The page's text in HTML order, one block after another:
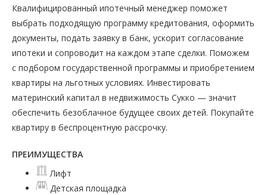
Квалифицированный ипотечный менеджер поможет
выбрать подходящую программу кредитования, оформить
документы, подать заявку в банк, ускорит согласование
ипотеки и сопроводит на каждом этапе сделки. Поможем
с подбором государственной программы и приобретением
квартиры на льготных условиях. Инвестировать
материнский капитал в недвижимость Сукко — значит
обеспечить безоблачное будущее своих детей. Покупайте
квартиру в беспроцентную рассрочку.
ПРЕИМУЩЕСТВА
Лифт
Детская площадка